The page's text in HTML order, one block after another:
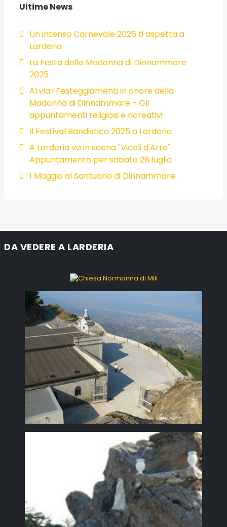
Ultime News
Un intenso Carnevale 2026 ti aspetta a
Larderia
La Festa della Madonna di Dinnammare
2025
Al via i Festeggiamenti in onore della
Madonna di Dinnammare - Gli
appuntamenti religiosi e ricreativi
Il Festival Bandistico 2025 a Larderia
A Larderia va in scena "Vicoli d'Arte".
Appuntamento per sabato 26 luglio
1 Maggio al Santuario di Dinnammare
DA VEDERE A LARDERIA